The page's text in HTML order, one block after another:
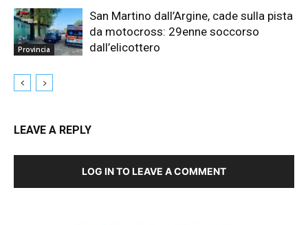
Provincia
San Martino dall’Argine, cade sulla pista
da motocross: 29enne soccorso
dall’elicottero
LEAVE A REPLY
LOG IN TO LEAVE A COMMENT